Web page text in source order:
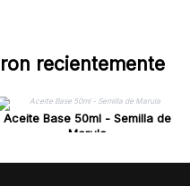
recientemente
Aceite Base 50ml - Semilla de
Marula